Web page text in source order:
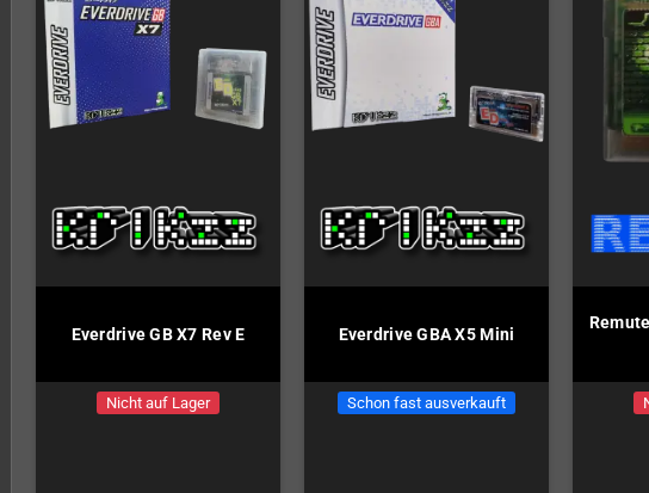
Everdrive GB X7 Rev E
Nicht auf Lager
Everdrive GBA X5 Mini
Schon fast ausverkauft